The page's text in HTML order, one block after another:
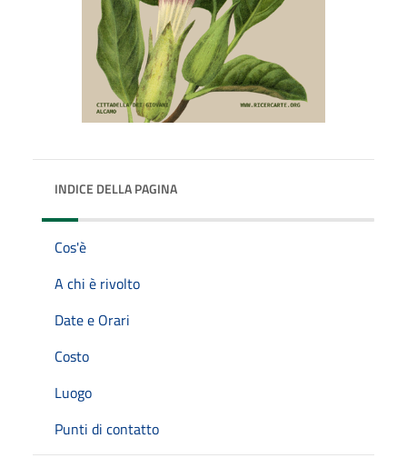
INDICE DELLA PAGINA
Cos'è
A chi è rivolto
Date e Orari
Costo
Luogo
Punti di contatto